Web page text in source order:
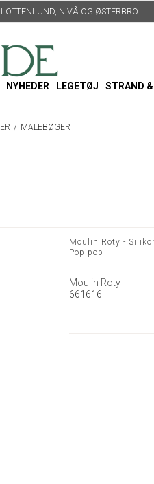
NIVÅ OG ØSTERBRO
NYHEDER LEGETØJ STRAND
/ MALEBØGER
Moulin Roty -
Popipop
Moulin Roty
661616